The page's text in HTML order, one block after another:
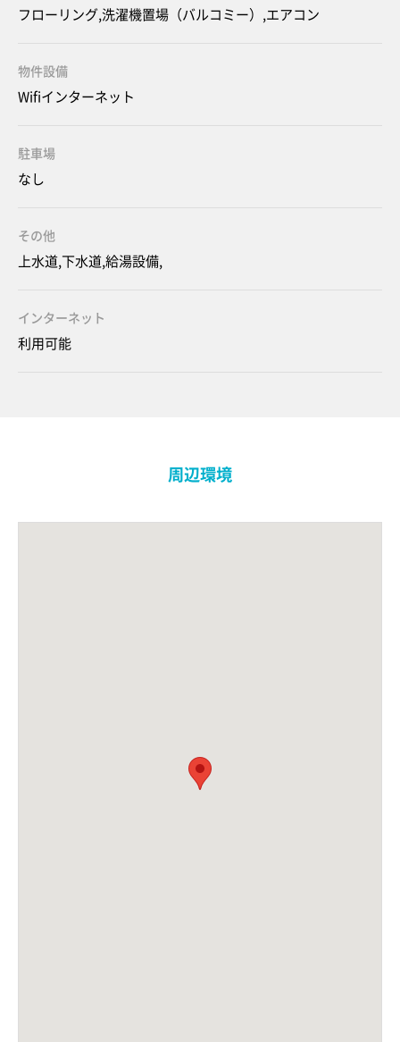
フローリング,洗濯機置場（バルコミー）,エアコン
物件設備
Wifiインターネット
駐車場
なし
その他
上水道,下水道,給湯設備,
インターネット
利用可能
周辺環境